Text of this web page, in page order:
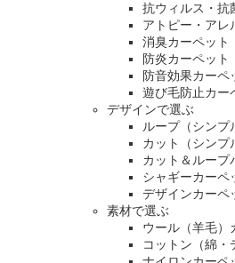
抗ウィルス・抗
アトピー・アレ
消臭カーペット
防炎カーペット
防音効果カーペ
遊び毛防止カー
デザインで選ぶ
ループ（シンプ
カット（シンプ
カット＆ループ
シャギーカーペ
デザインカーペ
素材で選ぶ
ウール（羊毛）
コットン（綿・